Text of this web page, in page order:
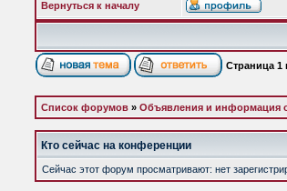
Вернуться к началу
Страница 1
Список форумов » Объявления и информация
Кто сейчас на конференции
Сейчас этот форум просматривают: нет